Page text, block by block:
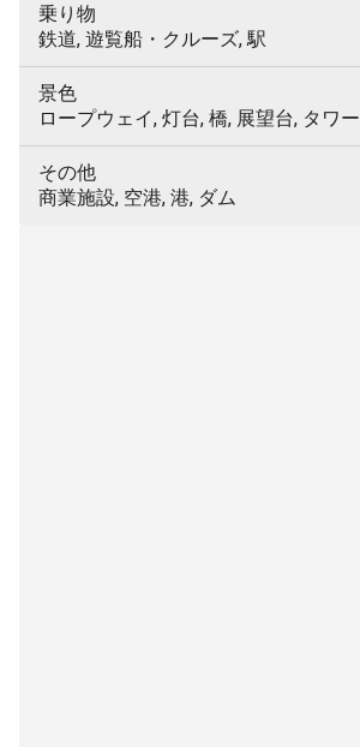
乗り物
鉄道, 遊覧船・クルーズ, 駅
景色
ロープウェイ, 灯台, 橋, 展望台, タワー
その他
商業施設, 空港, 港, ダム